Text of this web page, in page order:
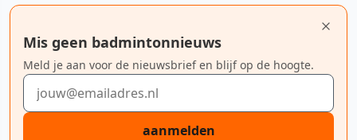
Mis geen badmintonnieuws
Meld je aan voor de nieuwsbrief en blijf op de hoogte.
E-mailadres
aanmelden